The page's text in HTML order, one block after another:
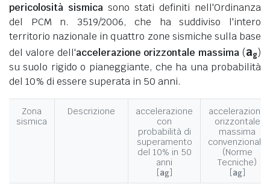
pericolosità sismica sono stati definiti nell'Ordinanza
del PCM n. 3519/2006, che ha suddiviso l'intero
territorio nazionale in quattro zone sismiche sulla base
del valore dell'accelerazione orizzontale massima (ag)
su suolo rigido o pianeggiante, che ha una probabilità
del 10% di essere superata in 50 anni.
Zona
sismica
Descrizione
accelerazione
con
probabilità di
superamento
del 10% in 50
anni
[ag]
accelerazione
orizzontale
massima
convenzionale
(Norme
Tecniche)
[ag]